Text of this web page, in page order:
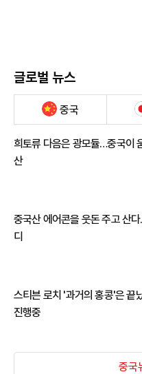
글로벌 뉴스
중국
희토류 다음은 광모듈…중국이
산
중국산 에어콘을 웃돈 주고 산
디
스티븐 로치 '과거의 홍콩'은 끝
진행중
중국